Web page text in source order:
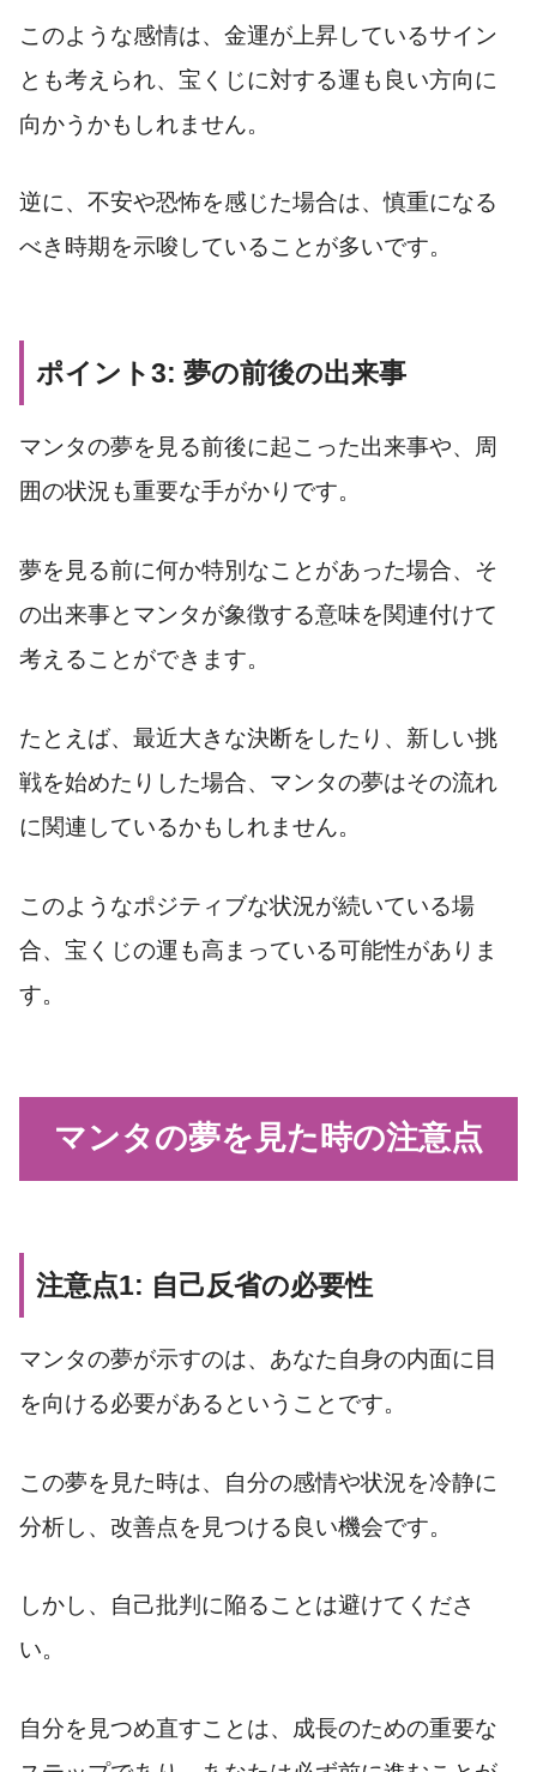
このような感情は、金運が上昇しているサイン
とも考えられ、宝くじに対する運も良い方向に
向かうかもしれません。
逆に、不安や恐怖を感じた場合は、慎重になる
べき時期を示唆していることが多いです。
ポイント3: 夢の前後の出来事
マンタの夢を見る前後に起こった出来事や、周
囲の状況も重要な手がかりです。
夢を見る前に何か特別なことがあった場合、そ
の出来事とマンタが象徴する意味を関連付けて
考えることができます。
たとえば、最近大きな決断をしたり、新しい挑
戦を始めたりした場合、マンタの夢はその流れ
に関連しているかもしれません。
このようなポジティブな状況が続いている場
合、宝くじの運も高まっている可能性がありま
す。
マンタの夢を見た時の注意点
注意点1: 自己反省の必要性
マンタの夢が示すのは、あなた自身の内面に目
を向ける必要があるということです。
この夢を見た時は、自分の感情や状況を冷静に
分析し、改善点を見つける良い機会です。
しかし、自己批判に陥ることは避けてくださ
い。
自分を見つめ直すことは、成長のための重要な